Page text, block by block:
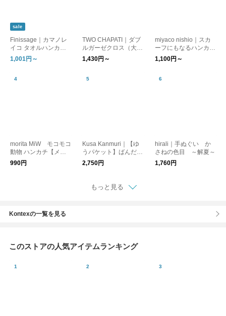
sale
Finissage｜カマノレ
イコ タオルハンカチ
「ねこの暮らし。」
[ゆうパケット対応] ギ
1,001円～
TWO CHAPATI｜ダブ
ルガーゼクロス（大判
ハンカチ）【プレゼン
ト】【バレンタイン】
1,430円～
miyaco nishio｜スカ
ーフにもなるハンカチ
【日焼け対策】【はん
かち】【プレゼント】
1,100円～
morita MiW モコモコ
動物 ハンカチ【メー
ル便可】
990円
Kusa Kanmuri｜【ゆ
うパケット】ばんだ
な ハンカチ はんか
ち スカーフ プレゼ
ノ 鳥 チューリッ
プ 花 メール便
2,750円
hirali｜手ぬぐい か
さねの色目 ～解夏～
1,760円
もっと見る
Kontexの一覧を見る
このストアの人気アイテムランキング